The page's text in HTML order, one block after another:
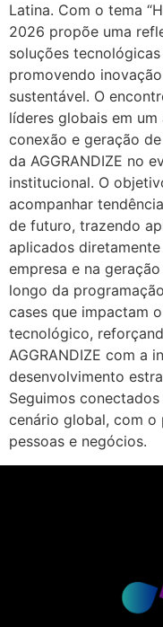
Latina. Com o tema
2026 propõe uma
soluções
promovendo
sustentável. O
líderes globais em
conexão e geração
da AGGRANDIZE no
institucional. O
acompanhar
de futuro, trazendo
aplicados
empresa e na
longo da
cases que impactam
tecnológico,
AGGRANDIZE com a
desenvolvimento
Seguimos
cenário global, com
pessoas e negócios.